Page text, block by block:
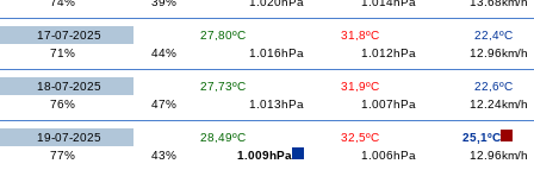
17-07-2025 27,80ºC 31,8ºC
22,4ºC
71%
44% 1.016hPa 1.012hPa 12.96km/h
18-07-2025 27,73ºC 31,9ºC
22,6ºC
76%
47% 1.013hPa 1.007hPa 12.24km/h
19-07-2025 28,49ºC 32,5ºC
25,1ºC
77%
43% 1.009hPa 1.006hPa 12.96km/h